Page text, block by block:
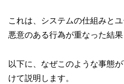
これは、システムの仕組みと
悪意のある行為が重なった結果
以下に、なぜこのような事態
けて説明します。